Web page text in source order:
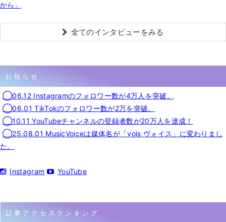
から」
全てのインタビューをみる
お知らせ
◯06.12 Instagramのフォロワー数が4万人を突破。
◯06.01 TikTokのフォロワー数が2万を突破。
◯10.11 YouTubeチャンネルの登録者数が20万人を達成！
◯25.08.01 MusicVoiceは媒体名が「vois ヴォイス」に変わりまし
た。
Instagram YouTube
記事アクセスランキング